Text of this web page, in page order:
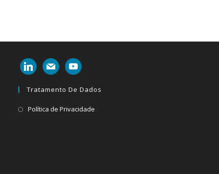
linkedinmail youtube
Tratamento De Dados
Política de Privacidade